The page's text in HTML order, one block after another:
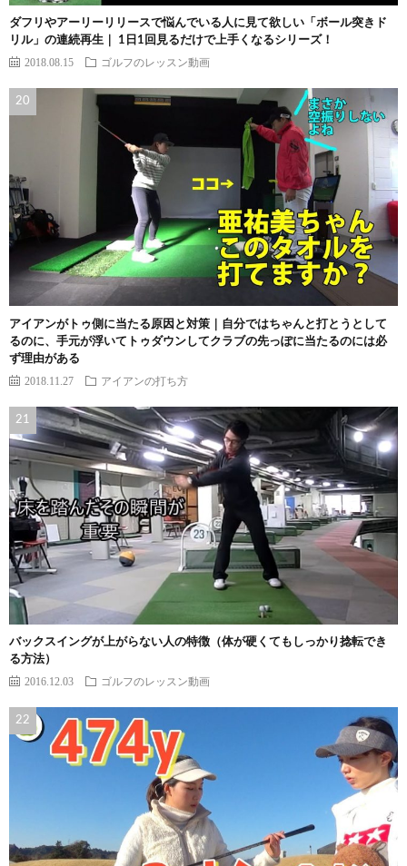
ダフリやアーリーリリースで悩んでいる人に見て欲しい「ボール突きド
リル」の連続再生｜ 1日1回見るだけで上手くなるシリーズ！
2018.08.15 ゴルフのレッスン動画
アイアンがトゥ側に当たる原因と対策｜自分ではちゃんと打とうとして
るのに、手元が浮いてトゥダウンしてクラブの先っぽに当たるのには必
ず理由がある
2018.11.27 アイアンの打ち方
バックスイングが上がらない人の特徴（体が硬くてもしっかり捻転でき
る方法）
2016.12.03 ゴルフのレッスン動画